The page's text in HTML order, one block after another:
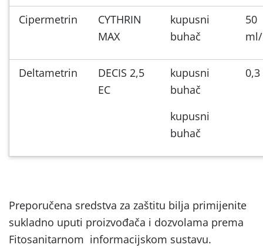
Cipermetrin
CYTHRIN
MAX
kupusni
buhač
50
Deltametrin
DECIS 2,5
EC
kupusni
buhač
kupusni
buhač
Preporučena sredstva za zaštitu bilja primijenite
sukladno uputi proizvođača i dozvolama prema
Fitosanitarnom informacijskom sustavu.